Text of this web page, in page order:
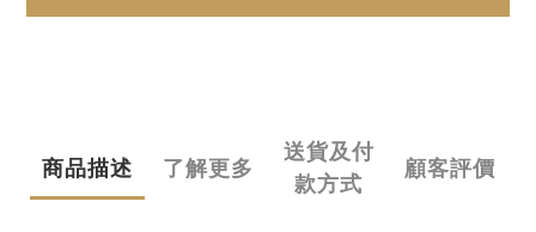
商品描述 了解更多
送貨及付
款方式
顧客評價